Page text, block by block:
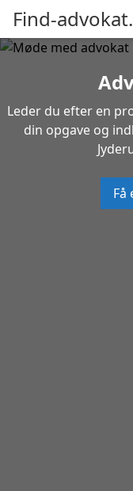
Find-
Leder du efter en
din opgave og
Få